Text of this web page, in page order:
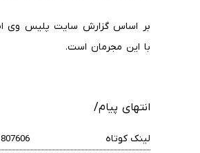
بر اساس گزارش سایت پلیس وی
با این مجرمان است.
انتهای پیام/
لینک کوتاه